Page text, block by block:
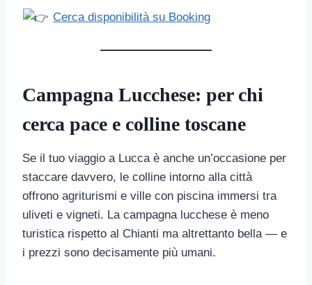
Cerca disponibilità su Booking
Campagna Lucchese: per chi
cerca pace e colline toscane
Se il tuo viaggio a Lucca è anche un’occasione per
staccare davvero, le colline intorno alla città
offrono agriturismi e ville con piscina immersi tra
uliveti e vigneti. La campagna lucchese è meno
turistica rispetto al Chianti ma altrettanto bella — e
i prezzi sono decisamente più umani.